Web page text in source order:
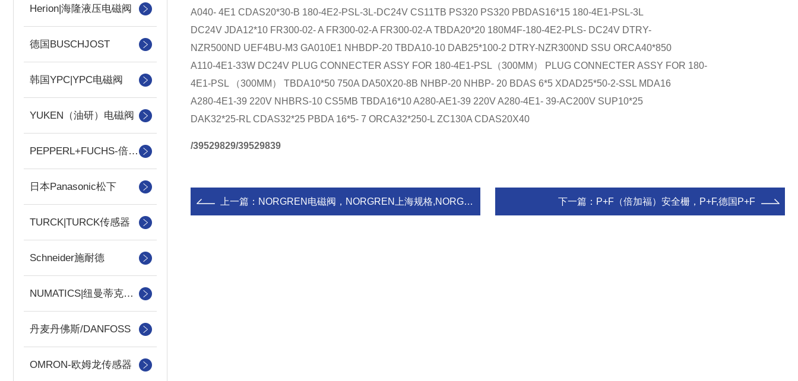
Herion|海隆液压电磁阀
德国BUSCHJOST
韩国YPC|YPC电磁阀
YUKEN（油研）电磁阀
PEPPERL+FUCHS-倍加福
日本Panasonic松下
TURCK|TURCK传感器
Schneider施耐德
NUMATICS|纽曼蒂克电磁阀
丹麦丹佛斯/DANFOSS
OMRON-欧姆龙传感器
A040- 4E1 CDAS20*30-B 180-4E2-PSL-3L-DC24V CS11TB PS320 PS320 PBDAS16*15 180-4E1-PSL-3L
DC24V JDA12*10 FR300-02- A FR300-02-A FR300-02-A TBDA20*20 180M4F-180-4E2-PLS- DC24V DTRY-
NZR500ND UEF4BU-M3 GA010E1 NHBDP-20 TBDA10-10 DAB25*100-2 DTRY-NZR300ND SSU ORCA40*850
A110-4E1-33W DC24V PLUG CONNECTER ASSY FOR 180-4E1-PSL（300MM） PLUG CONNECTER ASSY FOR 180-
4E1-PSL （300MM） TBDA10*50 750A DA50X20-8B NHBP-20 NHBP- 20 BDAS 6*5 XDAD25*50-2-SSL MDA16
A280-4E1-39 220V NHBRS-10 CS5MB TBDA16*10 A280-AE1-39 220V A280-4E1- 39-AC200V SUP10*25
DAK32*25-RL CDAS32*25 PBDA 16*5- 7 ORCA32*250-L ZC130A CDAS20X40
/39529829/39529839
上一篇： NORGREN电磁阀，NORGREN上海规格,NORGREN 下一篇： P+F（倍加福）安全栅，P+F,德国P+F